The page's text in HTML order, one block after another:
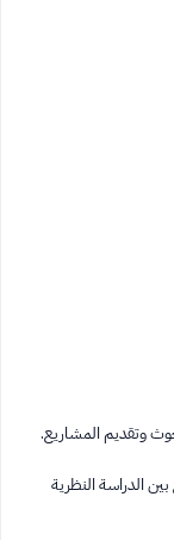
وتقديم المشاريع.
الدراسة النظرية